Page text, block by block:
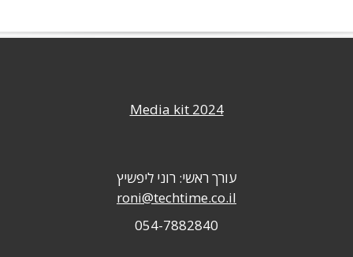
Media kit 2024
עורך ראשי: רוני ליפשיץ
roni@techtime.co.il
054-7882840